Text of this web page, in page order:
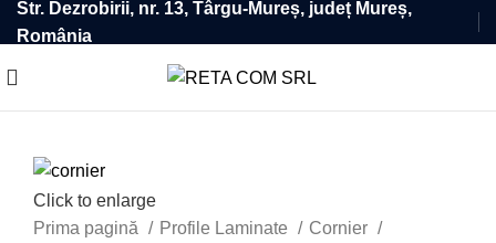
Str. Dezrobirii, nr. 13, Târgu-Mureș, județ Mureș,
România
Click to enlarge
Prima pagină
Profile Laminate
Cornier